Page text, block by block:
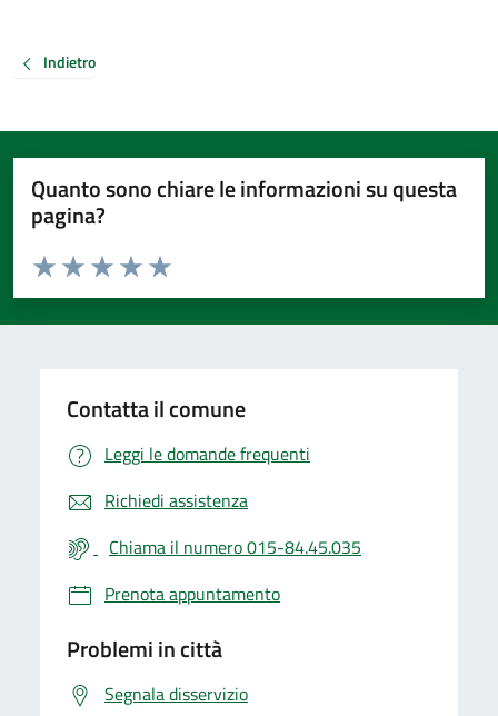
Indietro
Quanto sono chiare le informazioni su questa
pagina?
Valuta da 1 a 5 stelle la pagina
Valuta 5 stelle su 5
Valuta 4 stelle su 5
Valuta 3 stelle su 5
Valuta 2 stelle su 5
Valuta 1 stelle su 5
Contatta il comune
Leggi le domande frequenti
Richiedi assistenza
Chiama il numero 015-84.45.035
Prenota appuntamento
Problemi in città
Segnala disservizio